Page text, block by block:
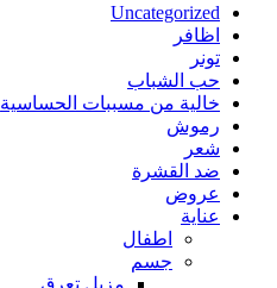
Uncategorized
اظافر
تونر
حب الشباب
خالية من مسببات الحساسية
رموش
شعر
ضد القشرة
عروض
عناية
اطفال
جسم
مزيل تعرق